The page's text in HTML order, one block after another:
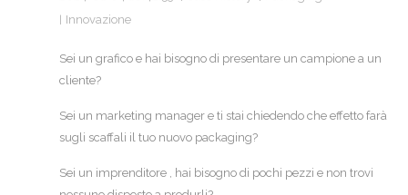
Innovazione
Sei un grafico e hai bisogno di presentare un campione a un
cliente?
Sei un marketing manager e ti stai chiedendo che effetto farà
sugli scaffali il tuo nuovo packaging?
Sei un imprenditore , hai bisogno di pochi pezzi e non trovi